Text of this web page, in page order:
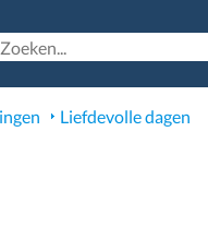
Liefdevolle dagen